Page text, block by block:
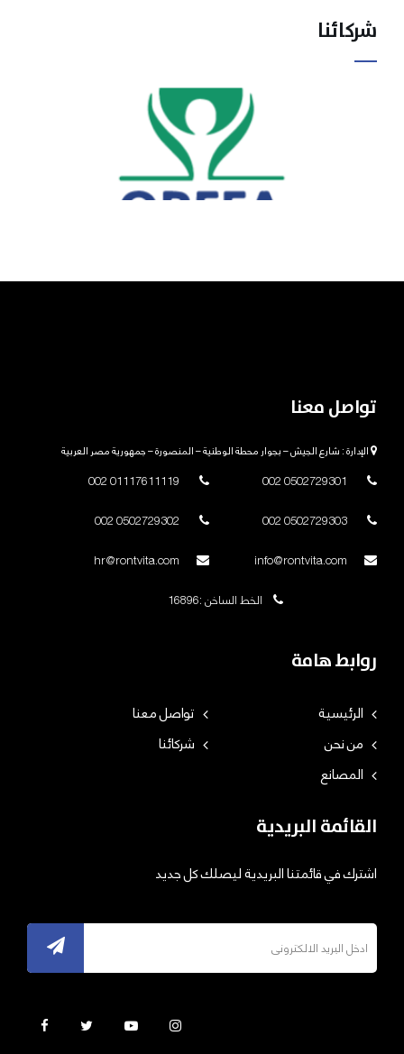
شركائنا
تواصل معنا
الإدارة : شارع الجيش – بجوار محطة الوطنية – المنصورة – جمهورية مصر العربية
الخط الساخن :16896
روابط هامة
الرئيسية
تواصل معنا
من نحن
شركائنا
المصانع
القائمة البريدية
اشترك في قائمتنا البريدية ليصلك كل جديد